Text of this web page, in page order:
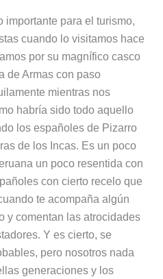
importante para el turismo,
cuando lo visitamos hace
por su magnífico casco
de Armas con paso
mientras nos
habría sido todo aquello
los españoles de Pizarro
de los Incas. Es un poco
un poco resentida con
con cierto recelo que
te acompaña algún
y comentan las atrocidades
Y es cierto, se
pero nosotros nada
generaciones y los